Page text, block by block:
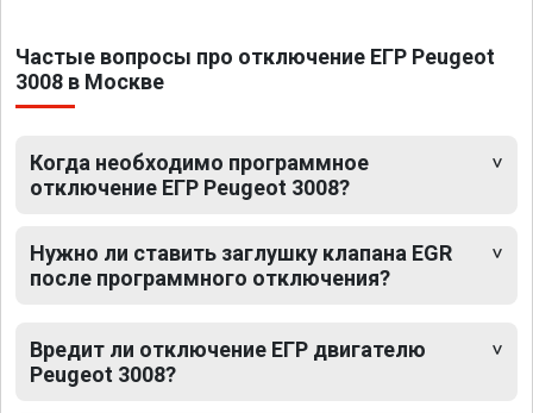
Частые вопросы про отключение ЕГР Peugeot
3008 в Москве
Когда необходимо программное
отключение ЕГР Peugeot 3008?
Нужно ли ставить заглушку клапана EGR
после программного отключения?
Вредит ли отключение ЕГР двигателю
Peugeot 3008?